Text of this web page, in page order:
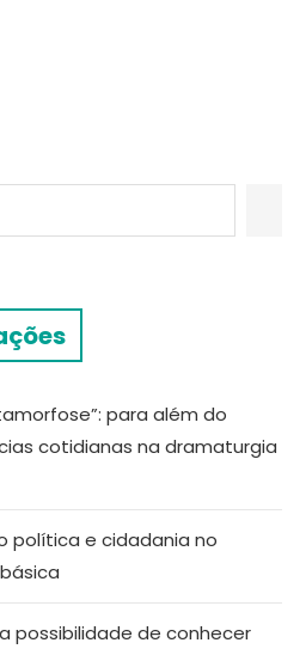
para além do
cotidianas na dramaturgia
política e cidadania no
possibilidade de conhecer